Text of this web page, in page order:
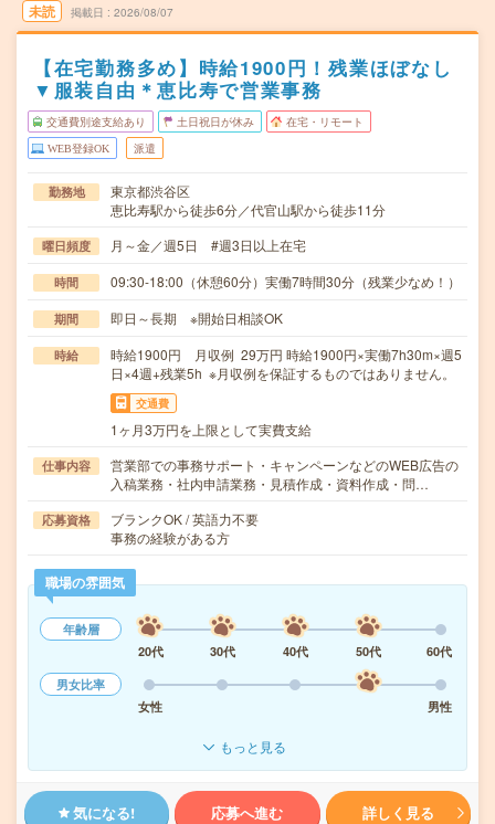
未読 掲載日 2026/08/07
【在宅勤務多め】時給1900円！残業ほぼなし
▼服装自由＊恵比寿で営業事務
交通費別途支給あり 土日祝日が休み 在宅・リモート
WEB登録OK 派遣
勤務地
東京都渋谷区
恵比寿駅から徒歩6分／代官山駅から徒歩11分
曜日頻度 月～金／週5日 #週3日以上在宅
時間 09:30-18:00（休憩60分）実働7時間30分（残業少なめ！）
期間 即日～長期 ※開始日相談OK
時給
時給1900円 月収例 29万円 時給1900円×実働7h30m×週5
日×4週+残業5h ※月収例を保証するものではありません。
交通費
1ヶ月3万円を上限として実費支給
仕事内容
営業部での事務サポート・キャンペーンなどのWEB広告の
入稿業務・社内申請業務・見積作成・資料作成・問…
応募資格
ブランクOK / 英語力不要
事務の経験がある方
職場の雰囲気
年齢層
20代
30代 40代 50代
60代
男女比率
女性
男性
もっと見る
気になる! 応募へ進む 詳しく見る